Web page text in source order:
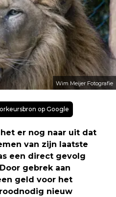
Wim Meijer Fotografie
op Google
er nog naar uit dat
van zijn laatste
een direct gevolg
gebrek aan
geld voor het
nieuw